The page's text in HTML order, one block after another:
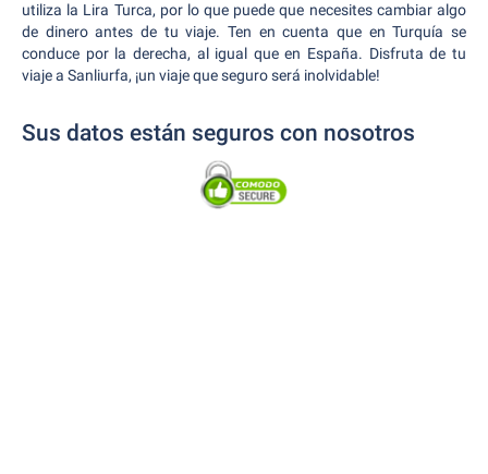
utiliza la Lira Turca, por lo que puede que necesites cambiar algo
de dinero antes de tu viaje. Ten en cuenta que en Turquía se
conduce por la derecha, al igual que en España. Disfruta de tu
viaje a Sanliurfa, ¡un viaje que seguro será inolvidable!
Sus datos están seguros con nosotros